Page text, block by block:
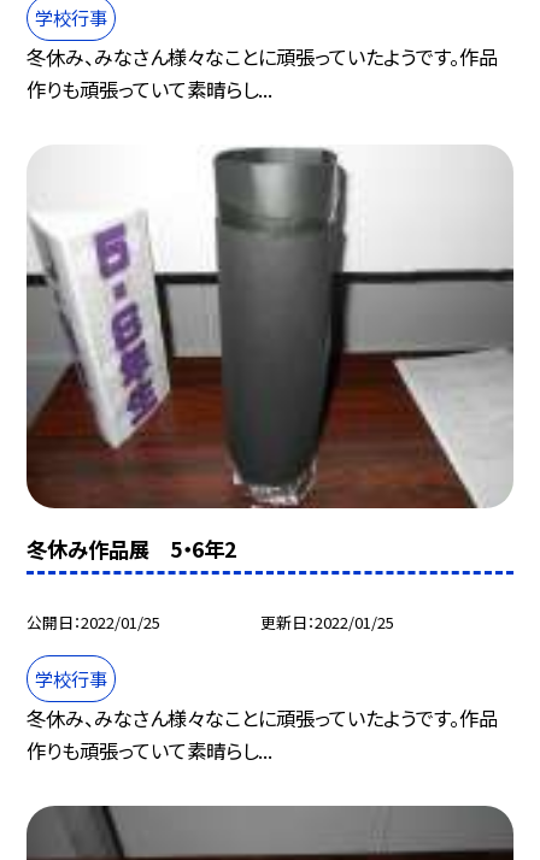
学校行事
冬休み、みなさん様々なことに頑張っていたようです。作品
作りも頑張っていて素晴らし...
冬休み作品展 5・6年2
公開日 2022/01/25 更新日 2022/01/25
学校行事
冬休み、みなさん様々なことに頑張っていたようです。作品
作りも頑張っていて素晴らし...